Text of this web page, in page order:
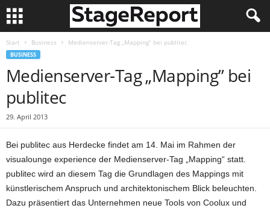
Start Business Medienserver-Tag „Mapping” bei publitec
BUSINESS
Medienserver-Tag „Mapping” bei
publitec
29. April 2013
Bei publitec aus Herdecke findet am 14. Mai im Rahmen der
visualounge experience der Medienserver-Tag „Mapping“ statt.
publitec wird an diesem Tag die Grundlagen des Mappings mit
künstlerischem Anspruch und architektonischem Blick beleuchten.
Dazu präsentiert das Unternehmen neue Tools von Coolux und